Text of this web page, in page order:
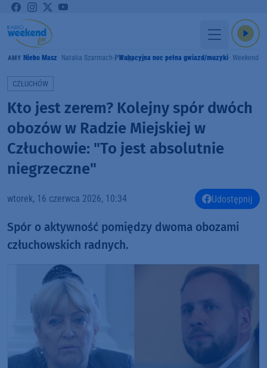
Niebo Masz Natalia Szarmach-PstrągWakacyjna noc pełna gwiazd/muzyki Weekend
CZŁUCHÓW
Kto jest zerem? Kolejny spór dwóch
obozów w Radzie Miejskiej w
Człuchowie: "To jest absolutnie
niegrzeczne"
wtorek, 16 czerwca 2026, 10:34 Udostępnij
Spór o aktywność pomiędzy dwoma obozami
człuchowskich radnych.